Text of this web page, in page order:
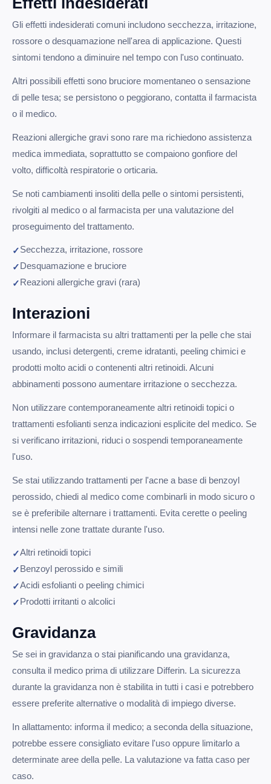
Gli effetti indesiderati comuni includono secchezza, irritazione,
rossore o desquamazione nell'area di applicazione. Questi
sintomi tendono a diminuire nel tempo con l'uso continuato.
Altri possibili effetti sono bruciore momentaneo o sensazione
di pelle tesa; se persistono o peggiorano, contatta il farmacista
o il medico.
Reazioni allergiche gravi sono rare ma richiedono assistenza
medica immediata, soprattutto se compaiono gonfiore del
volto, difficoltà respiratorie o orticaria.
Se noti cambiamenti insoliti della pelle o sintomi persistenti,
rivolgiti al medico o al farmacista per una valutazione del
proseguimento del trattamento.
Secchezza, irritazione, rossore
Desquamazione e bruciore
Reazioni allergiche gravi (rara)
Interazioni
Informare il farmacista su altri trattamenti per la pelle che stai
usando, inclusi detergenti, creme idratanti, peeling chimici e
prodotti molto acidi o contenenti altri retinoidi. Alcuni
abbinamenti possono aumentare irritazione o secchezza.
Non utilizzare contemporaneamente altri retinoidi topici o
trattamenti esfolianti senza indicazioni esplicite del medico. Se
si verificano irritazioni, riduci o sospendi temporaneamente
l'uso.
Se stai utilizzando trattamenti per l'acne a base di benzoyl
perossido, chiedi al medico come combinarli in modo sicuro o
se è preferibile alternare i trattamenti. Evita cerette o peeling
intensi nelle zone trattate durante l'uso.
Altri retinoidi topici
Benzoyl perossido e simili
Acidi esfolianti o peeling chimici
Prodotti irritanti o alcolici
Gravidanza
Se sei in gravidanza o stai pianificando una gravidanza,
consulta il medico prima di utilizzare Differin. La sicurezza
durante la gravidanza non è stabilita in tutti i casi e potrebbero
essere preferite alternative o modalità di impiego diverse.
In allattamento: informa il medico; a seconda della situazione,
potrebbe essere consigliato evitare l'uso oppure limitarlo a
determinate aree della pelle. La valutazione va fatta caso per
caso.